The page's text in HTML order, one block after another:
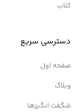
کلاب
دسترسی سریع
صفحه اول
وبلاگ
شگفت انگیزها